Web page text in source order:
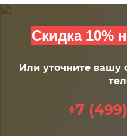
Скидка 10%
Или уточните вашу
+7